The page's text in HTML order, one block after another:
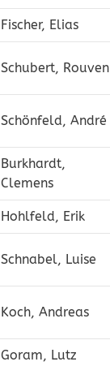
Fischer, Elias
Schubert, Rouven
Schönfeld, André
Burkhardt,
Clemens
Hohlfeld, Erik
Schnabel, Luise
Koch, Andreas
Goram, Lutz